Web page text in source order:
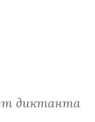
диктанта